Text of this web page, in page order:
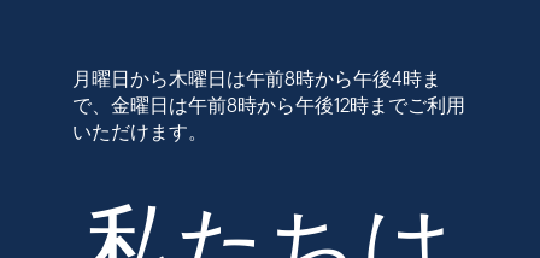
月曜日から木曜日は午前8時から午後4時ま
で、金曜日は午前8時から午後12時までご利用
いただけます。